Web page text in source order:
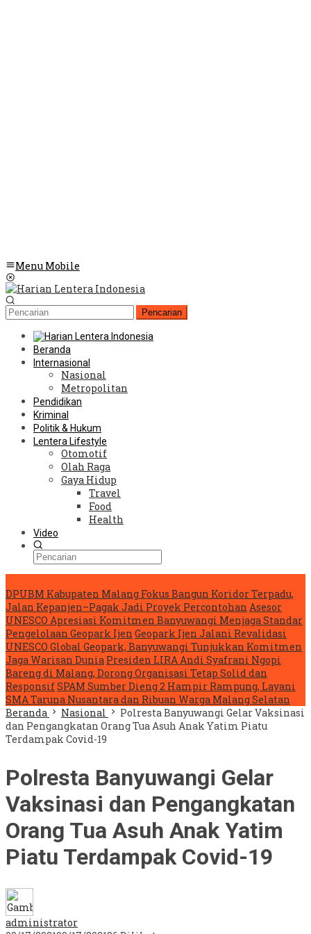
Menu Mobile
Pencarian
Beranda
Internasional
Nasional
Metropolitan
Pendidikan
Kriminal
Politik & Hukum
Lentera Lifestyle
Otomotif
Olah Raga
Gaya Hidup
Travel
Food
Health
Video
DPUBM Kabupaten Malang Fokus Bangun Koridor Terpadu,
Jalan Kepanjen–Pagak Jadi Proyek Percontohan Asesor
UNESCO Apresiasi Komitmen Banyuwangi Menjaga Standar
Pengelolaan Geopark Ijen Geopark Ijen Jalani Revalidasi
UNESCO Global Geopark, Banyuwangi Tunjukkan Komitmen
Jaga Warisan Dunia Presiden LIRA Andi Syafrani Ngopi
Bareng di Malang, Dorong Organisasi Tetap Solid dan
ResponsifSPAM Sumber Dieng 2 Hampir Rampung, Layani
SMA Taruna Nusantara dan Ribuan Warga Malang Selatan
Beranda
Nasional
Polresta Banyuwangi Gelar Vaksinasi
dan Pengangkatan Orang Tua Asuh Anak Yatim Piatu
Terdampak Covid-19
Polresta Banyuwangi Gelar
Vaksinasi dan Pengangkatan
Orang Tua Asuh Anak Yatim
Piatu Terdampak Covid-19
administrator